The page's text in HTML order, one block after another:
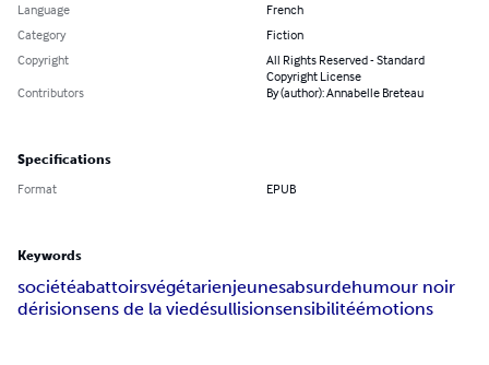
Language
French
Category
Fiction
Copyright
All Rights Reserved - Standard
Copyright License
Contributors
By (author): Annabelle Breteau
Specifications
Format EPUB
Keywords
sociétéabattoirsvégétarienjeunesabsurdehumour noir
dérisionsens de la viedésullisionsensibilitéémotions